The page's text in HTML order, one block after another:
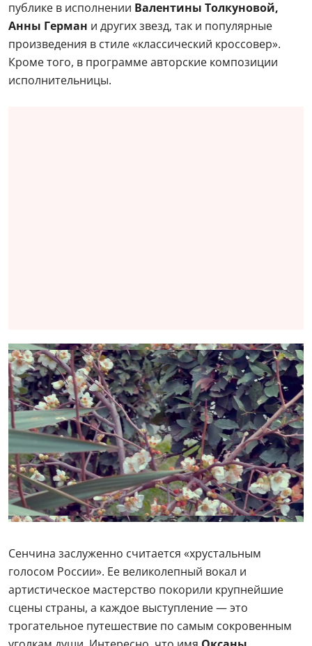
публике в исполнении Валентины Толкуновой,
Анны Герман и других звезд, так и популярные
произведения в стиле «классический кроссовер».
Кроме того, в программе авторские композиции
исполнительницы.
Сенчина заслуженно считается «хрустальным
голосом России». Ее великолепный вокал и
артистическое мастерство покорили крупнейшие
сцены страны, а каждое выступление — это
трогательное путешествие по самым сокровенным